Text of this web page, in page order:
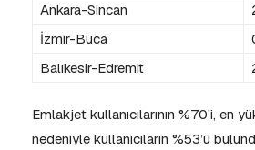
Ankara-Sincan
İzmir-Buca
Balıkesir-Edremit
Emlakjet kullanıcılarının %70’i,
nedeniyle kullanıcıların %53’ü